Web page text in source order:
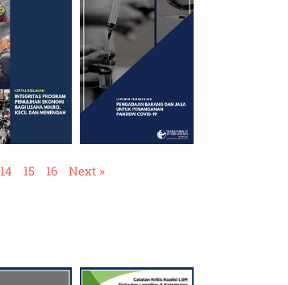
14 15 16 Next »